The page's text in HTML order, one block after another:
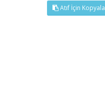
Atıf İçin Kopyala